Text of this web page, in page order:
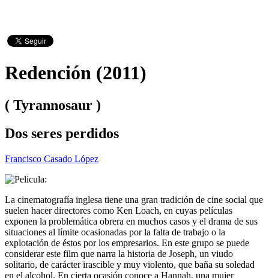
Redención (2011)
( Tyrannosaur )
Dos seres perdidos
Francisco Casado López
La cinematografía inglesa tiene una gran tradición de cine social que
suelen hacer directores como Ken Loach, en cuyas películas
exponen la problemática obrera en muchos casos y el drama de sus
situaciones al límite ocasionadas por la falta de trabajo o la
explotación de éstos por los empresarios. En este grupo se puede
considerar este film que narra la historia de Joseph, un viudo
solitario, de carácter irascible y muy violento, que baña su soledad
en el alcohol. En cierta ocasión conoce a Hannah, una mujer